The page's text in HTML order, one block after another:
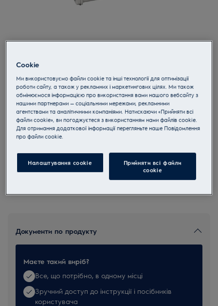
ACCESSORYPR
Аксесуар для кухонної техніки
5 (2)
Купуйте техніку за телефоном 0 800 50 80 20
Документи по продукту
Маєте такий виріб?
Все, що потрібно, в одному місці
Зручний доступ до інструкції і посібників
користувача
Cookie
Ми використовуємо файли cookie та інші технології для оптимізації
роботи сайту, а також у рекламних і маркетингових цілях. Ми також
обмінюємося інформацією про використання вами нашого вебсайту з
нашими партнерами — соціальними мережами, рекламними
агентствами та аналітичними компаніями. Натискаючи «Прийняти всі
файли cookie», ви погоджуєтеся з використанням нами файлів cookie.
Для отримання додаткової інформації перегляньте наше Пoвідомлення
прo файли cookie.
Налаштування cookie
Прийняти всі файли
сookie